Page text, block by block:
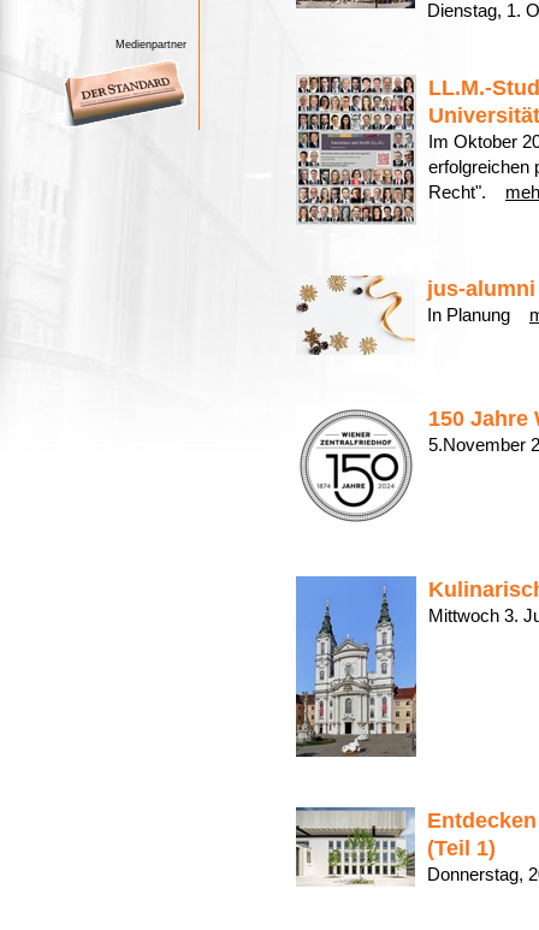
Medienpartner
Dienstag, 1.
LL.M.-
Im Oktober
erfolgreichen
Recht".
jus-
In Planung
150 Jahre
Mittwoch 3.
(Teil 1)
Donnerstag,